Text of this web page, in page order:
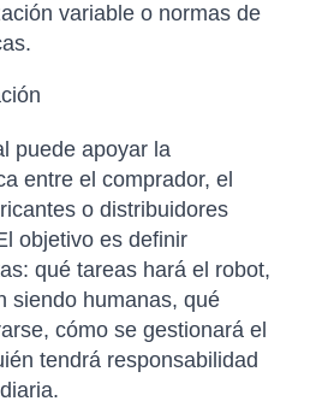
variable o normas de
puede apoyar la
entre el comprador, el
o distribuidores
objetivo es definir
qué tareas hará el robot,
siendo humanas, qué
cómo se gestionará el
tendrá responsabilidad